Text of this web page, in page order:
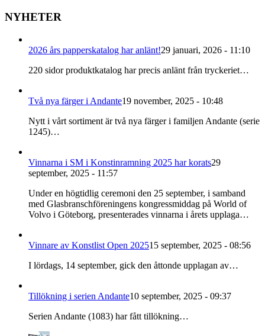
NYHETER
2026 års papperskatalog har anlänt!29 januari, 2026 - 11:10
220 sidor produktkatalog har precis anlänt från tryckeriet…
Två nya färger i Andante19 november, 2025 - 10:48
Nytt i vårt sortiment är två nya färger i familjen Andante (serie
1245)…
Vinnarna i SM i Konstinramning 2025 har korats29
september, 2025 - 11:57
Under en högtidlig ceremoni den 25 september, i samband
med Glasbranschföreningens kongressmiddag på World of
Volvo i Göteborg, presenterades vinnarna i årets upplaga…
Vinnare av Konstlist Open 202515 september, 2025 - 08:56
I lördags, 14 september, gick den åttonde upplagan av…
Tillökning i serien Andante10 september, 2025 - 09:37
Serien Andante (1083) har fått tillökning…